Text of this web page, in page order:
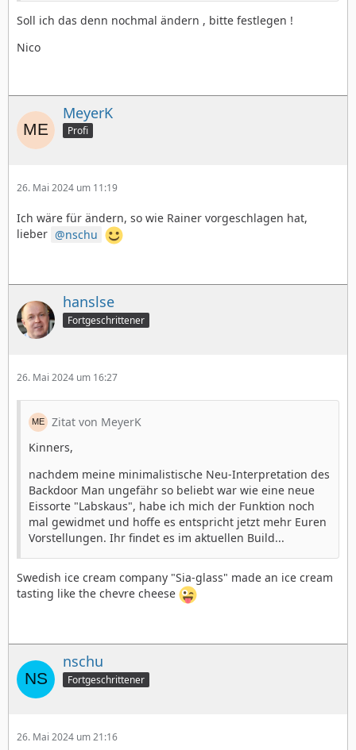
Soll ich das denn nochmal ändern , bitte festlegen !
Nico
MeyerK
Profi
26. Mai 2024 um 11:19
Ich wäre für ändern, so wie Rainer vorgeschlagen hat,
lieber
nschu
hanslse
Fortgeschrittener
26. Mai 2024 um 16:27
Zitat von MeyerK
Kinners,
nachdem meine minimalistische Neu-Interpretation des
Backdoor Man ungefähr so beliebt war wie eine neue
Eissorte "Labskaus", habe ich mich der Funktion noch
mal gewidmet und hoffe es entspricht jetzt mehr Euren
Vorstellungen. Ihr findet es im aktuellen Build...
Swedish ice cream company "Sia-glass" made an ice cream
tasting like the chevre cheese
nschu
Fortgeschrittener
26. Mai 2024 um 21:16